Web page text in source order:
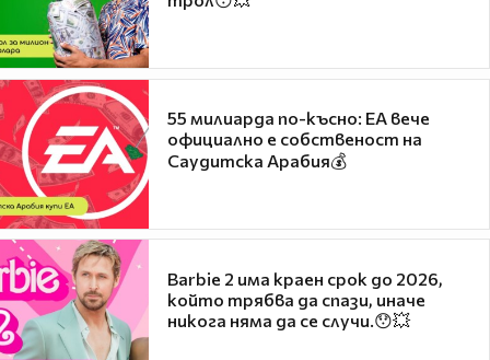
55 милиарда по-късно: EA вече
официално е собственост на
Саудитска Арабия💰
Barbie 2 има краен срок до 2026,
който трябва да спази, иначе
никога няма да се случи.😯💥